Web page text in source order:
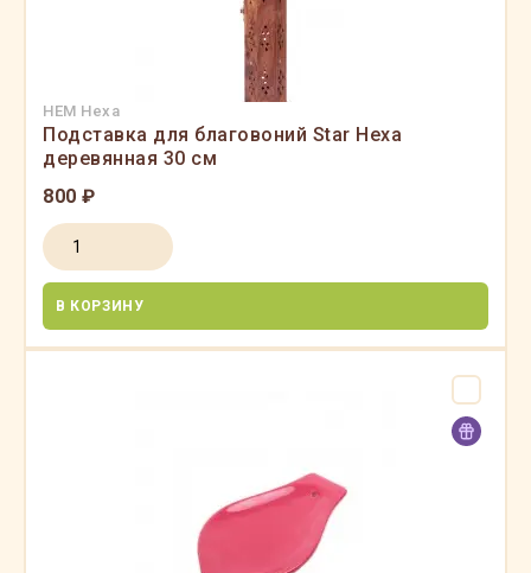
HEM Hexa
Подставка для благовоний Star Hexa
деревянная 30 см
800 ₽
В КОРЗИНУ